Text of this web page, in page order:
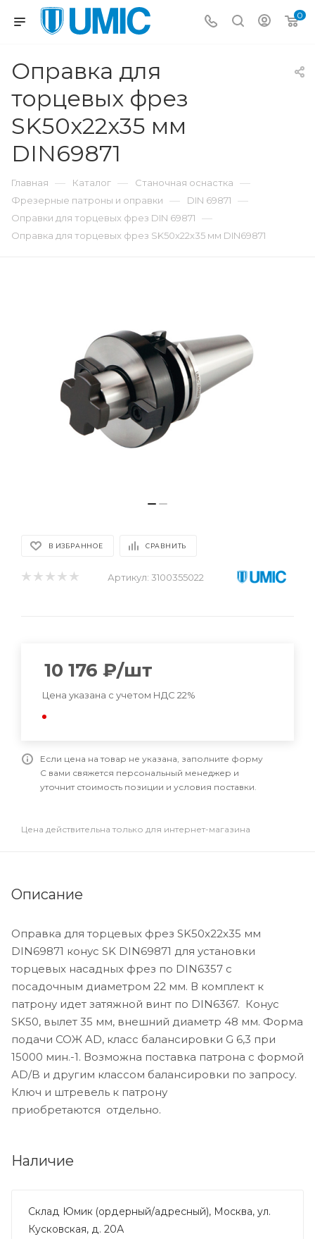
0
Оправка для
торцевых фрез
SK50x22x35 мм
DIN69871
Главная — Каталог — Станочная оснастка —
Фрезерные патроны и оправки — DIN 69871 —
Оправки для торцевых фрез DIN 69871 —
Оправка для торцевых фрез SK50x22x35 мм DIN69871
В ИЗБРАННОЕ СРАВНИТЬ
Артикул: 3100355022
10 176 ₽/шт
Цена указана с учетом НДС 22%
Если цена на товар не указана, заполните форму
С вами свяжется персональный менеджер и
уточнит стоимость позиции и условия поставки.
Цена действительна только для интернет-магазина
Описание
Оправка для торцевых фрез SK50x22x35 мм
DIN69871 конус SK DIN69871 для установки
торцевых насадных фрез по DIN6357 с
посадочным диаметром 22 мм. В комплект к
патрону идет затяжной винт по DIN6367. Конус
SK50, вылет 35 мм, внешний диаметр 48 мм. Форма
подачи СОЖ AD, класс балансировки G 6,3 при
15000 мин.-1. Возможна поставка патрона с формой
AD/B и другим классом балансировки по запросу.
Ключ и штревель к патрону
приобретаются отдельно.
Наличие
Склад Юмик (ордерный/адресный), Москва, ул.
Кусковская, д. 20А